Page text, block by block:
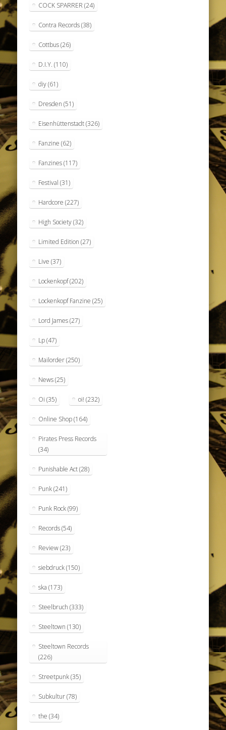
COCK SPARRER (24)
Contra Records(38)
Cottbus(26)
D.I.Y. (110)
diy(61)
Dresden (51)
Eisenhüttenstadt(326)
Fanzine (62)
Fanzines(117)
Festival (31)
Hardcore (227)
High Society(32)
Limited Edition (27)
Live (37)
Lockenkopf(202)
Lockenkopf Fanzine (25)
Lord James(27)
Lp(47)
Mailorder(250)
News(25)
Oi (35) oi! (232)
Online Shop(164)
Pirates Press Records
(34)
Punishable Act(28)
Punk(241)
Punk Rock(99)
Records(54)
Review(23)
siebdruck(150)
ska (173)
Steelbruch (333)
Steeltown (130)
Steeltown Records
(226)
Streetpunk(35)
Subkultur(78)
the (34)